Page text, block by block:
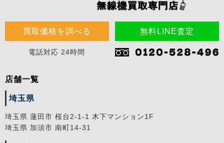
買取価格を調べる 無料LINE査定
電話対応 24時間
店舗一覧
埼玉県
埼玉県 蓮田市 桜台2-1-1 木下マンション1F
埼玉県 加須市 南町14-31